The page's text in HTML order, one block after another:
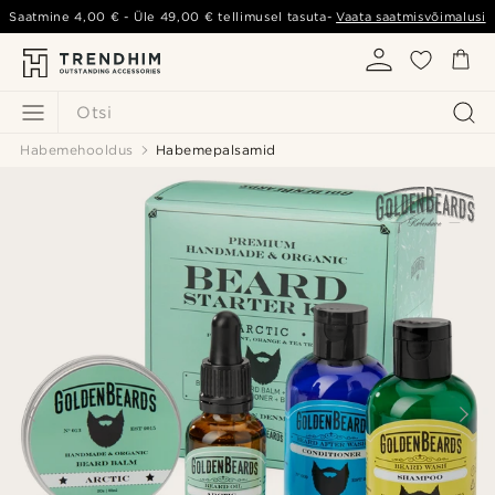
Otsi
Saatmine4,00 € - Üle 49,00 € tellimusel tasuta-Vaata saatmisvõimalusi
Habemehooldus Habemepalsamid